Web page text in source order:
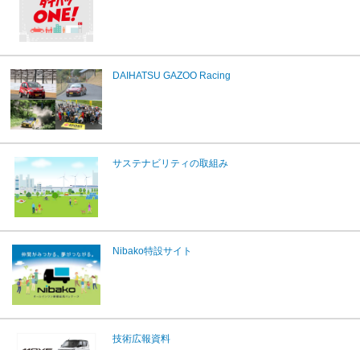
DAIHATSU GAZOO Racing
サステナビリティの取組み
Nibako特設サイト
技術広報資料